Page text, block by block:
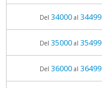
Del 34000al 34499
Del 35000al 35499
Del 36000al 36499